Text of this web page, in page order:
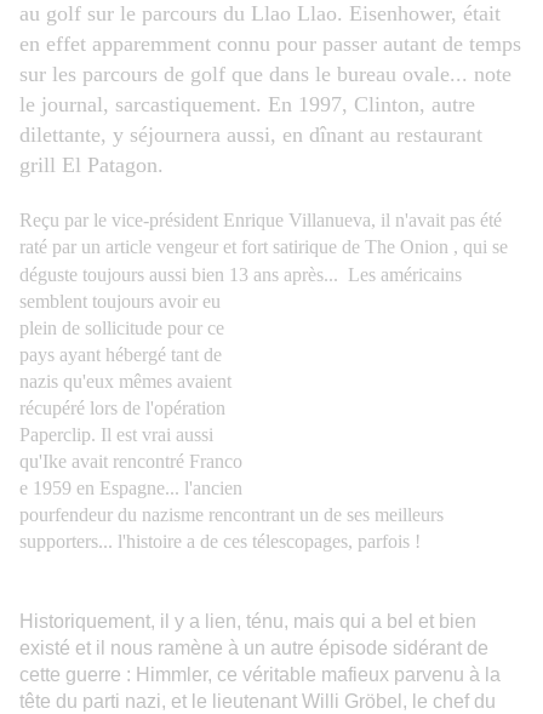
au golf sur le parcours du Llao Llao. Eisenhower, était
en effet apparemment connu pour passer autant de temps
sur les parcours de golf que dans le bureau ovale... note
le journal, sarcastiquement. En 1997, Clinton, autre
dilettante, y séjournera aussi, en dînant au restaurant
grill El Patagon.
Reçu par le vice-président Enrique Villanueva, il n'avait pas été
raté par un article vengeur et fort satirique de The Onion , qui se
déguste toujours aussi bien 13 ans après... Les américains
semblent toujours avoir eu
plein de sollicitude pour ce
pays ayant hébergé tant de
nazis qu'eux mêmes avaient
récupéré lors de l'opération
Paperclip. Il est vrai aussi
qu'Ike avait rencontré Franco
e 1959 en Espagne... l'ancien
pourfendeur du nazisme rencontrant un de ses meilleurs
supporters... l'histoire a de ces télescopages, parfois !
Historiquement, il y a lien, ténu, mais qui a bel et bien
existé et il nous ramène à un autre épisode sidérant de
cette guerre : Himmler, ce véritable mafieux parvenu à la
tête du parti nazi, et le lieutenant Willi Gröbel, le chef du